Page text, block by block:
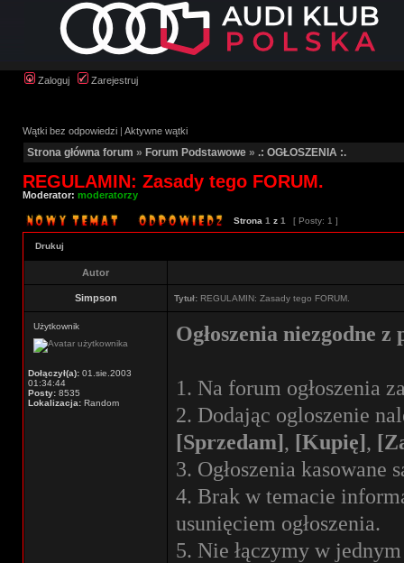
Zaloguj Zarejestruj
Wątki bez odpowiedzi | Aktywne wątki
Strona główna forum » Forum Podstawowe » .: OGŁOSZENIA :.
REGULAMIN: Zasady tego FORUM.
Moderator: moderatorzy
Strona 1 z 1 [ Posty: 1 ]
Drukuj
Autor
Simpson Tytuł: REGULAMIN: Zasady tego FORUM.
Użytkownik
Dołączył(a): 01.sie.2003
01:34:44
Posty: 8535
Lokalizacja: Random
Ogłoszenia niezgodne
1. Na forum ogłoszenia
2. Dodając ogloszenie
[Sprzedam], [Kupię],
3. Ogłoszenia kasowane
4. Brak w temacie
usunięciem ogłoszenia.
5. Nie łączymy w